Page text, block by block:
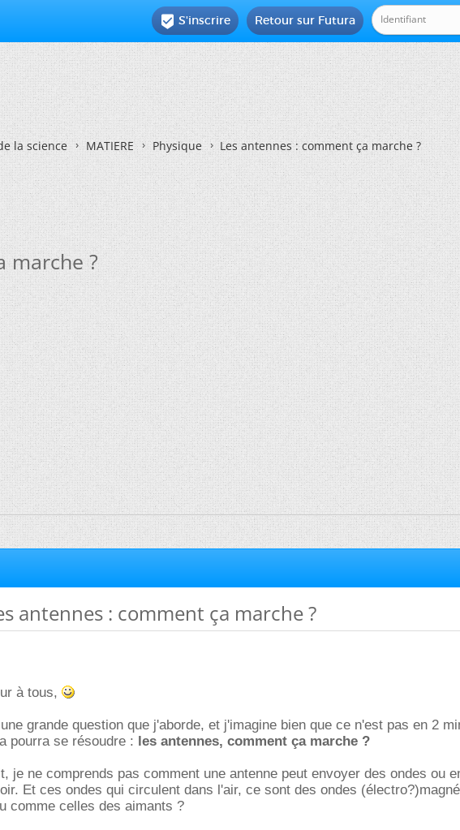
Retour sur Futura
 S'inscrire
la science MATIERE Physique Les antennes : comment ça marche ?
marche ?
antennes : comment ça marche ?
à tous,
grande question que j'aborde, et j'imagine bien que ce n'est pas en 2
pourra se résoudre : les antennes, comment ça marche ?
je ne comprends pas comment une antenne peut envoyer des ondes ou
Et ces ondes qui circulent dans l'air, ce sont des ondes
comme celles des aimants ?